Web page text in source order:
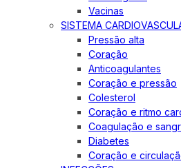
Vacinas
SISTEMA
Pressão alta
Coração
Anticoagulantes
Coração e pressão
Colesterol
Coração e ritmo
Coagulação e
Diabetes
Coração e